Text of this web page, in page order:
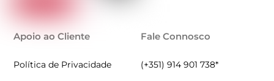
Apoio ao Cliente
Política de Privacidade
Fale Connosco
(+351) 914 901 738*